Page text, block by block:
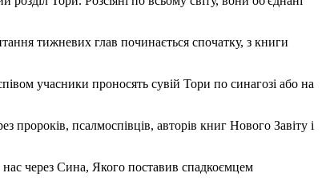
тижневих глав починається спочатку, з книги
учасники проносять сувій Тори по синагозі або на
пророків, псалмоспівців, авторів книг Нового Завіту і
через Сина, Якого поставив спадкоємцем